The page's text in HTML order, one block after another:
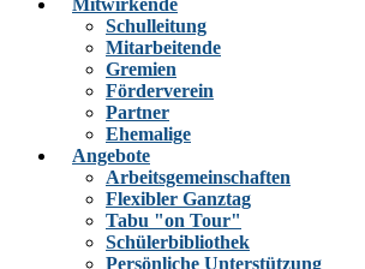
Mitwirkende
Schulleitung
Mitarbeitende
Gremien
Förderverein
Partner
Ehemalige
Angebote
Arbeitsgemeinschaften
Flexibler Ganztag
Tabu "on Tour"
Schülerbibliothek
Persönliche Unterstützung